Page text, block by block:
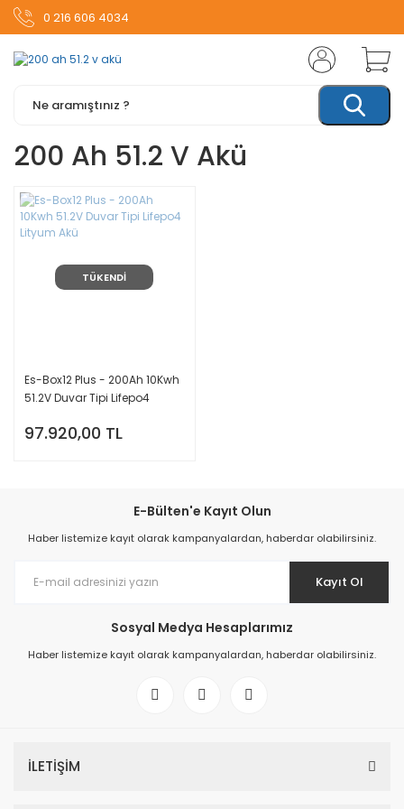
0 216 606 4034
200 Ah 51.2 V Akü
TÜKENDİ
Es-Box12 Plus - 200Ah 10Kwh
51.2V Duvar Tipi Lifepo4
97.920,00 TL
E-Bülten'e Kayıt Olun
Haber listemize kayıt olarak kampanyalardan, haberdar olabilirsiniz.
Kayıt Ol
Sosyal Medya Hesaplarımız
Haber listemize kayıt olarak kampanyalardan, haberdar olabilirsiniz.
İLETİŞİM